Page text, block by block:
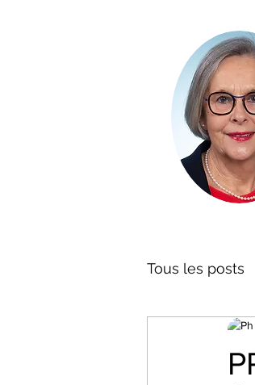
Tous les posts
Mes